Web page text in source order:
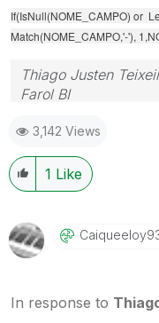
If(IsNull(NOME_CAMPO) or
Match(NOME_CAMPO,'-'),
Thiago Justen
Farol BI
Skype: justen.thiago
3,142 Views
1 Like
In response to